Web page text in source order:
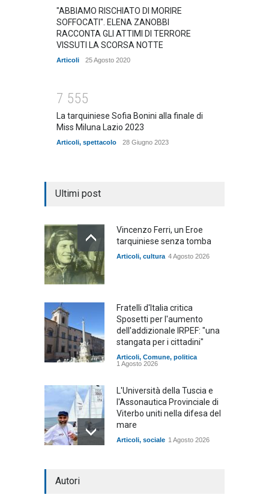
"ABBIAMO RISCHIATO DI MORIRE
SOFFOCATI". ELENA ZANOBBI
RACCONTA GLI ATTIMI DI TERRORE
VISSUTI LA SCORSA NOTTE
Articoli 25 Agosto 2020
7 555
La tarquiniese Sofia Bonini alla finale di
Miss Miluna Lazio 2023
Articoli, spettacolo 28 Giugno 2023
Ultimi post
Vincenzo Ferri, un Eroe
tarquiniese senza tomba
Articoli, cultura 4 Agosto 2026
Fratelli d'Italia critica
Sposetti per l'aumento
dell'addizionale IRPEF: "una
stangata per i cittadini"
Articoli, Comune, politica
1 Agosto 2026
L'Università della Tuscia e
l'Assonautica Provinciale di
Viterbo uniti nella difesa del
mare
Articoli, sociale 1 Agosto 2026
Autori